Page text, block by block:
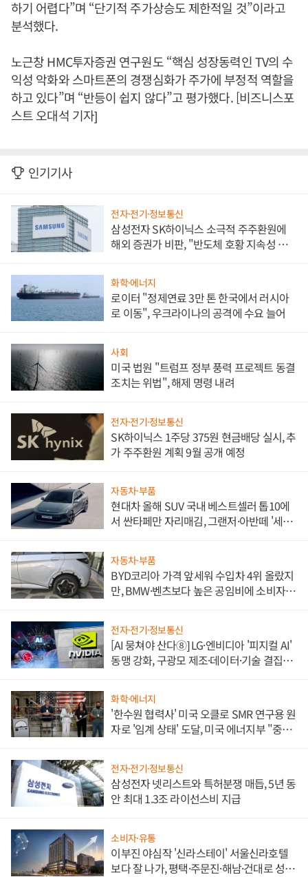
하기 어렵다”며 “단기적 주가상승도 제한적일 것”이라고
분석했다.
노근창 HMC투자증권 연구원도 “핵심 성장동력인 TV의 수
익성 악화와 스마트폰의 경쟁심화가 주가에 부정적 역할을
하고 있다”며 “반등이 쉽지 않다”고 평가했다. [비즈니스포
스트 오대석 기자]
인기기사
전자·전기·정보통신
삼성전자 SK하이닉스 소극적 주주환원에
해외 증권가 비판, "반도체 호황 지속성 의
화학·에너지
로이터 "정제연료 3만 톤 한국에서 러시아
로 이동", 우크라이나의 공격에 수요 늘어
사회
미국 법원 "트럼프 정부 풍력 프로젝트 동결
조치는 위법", 해제 명령 내려
전자·전기·정보통신
SK하이닉스 1주당 375원 현금배당 실시, 추
가 주주환원 계획 9월 공개 예정
자동차·부품
현대차 올해 SUV 국내 베스트셀러 톱10에
서 싼타페만 자리매김, 그랜저·아반떼 '세단
자동차·부품
BYD코리아 가격 앞세워 수입차 4위 올랐지
만, BMW·벤츠보다 높은 공임비에 소비자
전자·전기·정보통신
[AI 뭉쳐야 산다⑧] LG·엔비디아 '피지컬 AI'
동맹 강화, 구광모 제조·데이터·기술 결집
화학·에너지
'한수원 협력사' 미국 오클로 SMR 연구용 원
자로 '임계 상태' 도달, 미국 에너지부 "중요
전자·전기·정보통신
삼성전자 넷리스트와 특허분쟁 매듭, 5년 동
안 최대 1.3조 라이선스비 지급
소비자·유통
이부진 야심작 '신라스테이' 서울신라호텔
보다 잘 나가, 평택·주문진·해남·건대로 성